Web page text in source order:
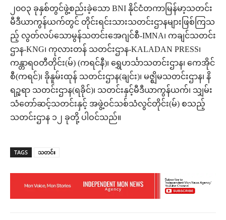
၂၀ဝ၃ ခုနှစ်တွင်ဖွဲ့စည်းခဲ့သော BNI နိုင်ငံတကာမြန်မာ့သတင်း
မီဒီယာကွန်ယက်တွင် တိုင်းရင်းသားသတင်းဌာနများဖြစ်ကြသ
ည့် လွတ်လပ်သောမွန်သတင်းအေဂျင်စီ-IMNA၊ ကချင်သတင်း
ဌာန-KNG၊ ကုလားတန် သတင်းဌာန-KALADAN PRESS၊
ကန္တာရဝတီတိုင်း(မ်) (ကရင်နီ)၊ ရွှေဟင်္သာသတင်းဌာန၊ ကေအိုင်
စီ(ကရင်)၊ ခိုနူမ်းထုန် သတင်းဌာန(ချင်း)၊ မဇ္ဈိမသတင်းဌာန၊ နိ
ရဉ္စရာ သတင်းဌာန(ရခိုင်)၊ သတင်းနှင့်မီဒီယာကွန်ယက်၊ သျှမ်း
သံတော်ဆင့်သတင်းနှင့် အဖွဲ့ဝင်သစ်သံလွင်တိုင်း(မ်) စသည့်
သတင်းဌာန ၁၂ ခုတို့ ပါဝင်သည်။
TAGS သတင်း